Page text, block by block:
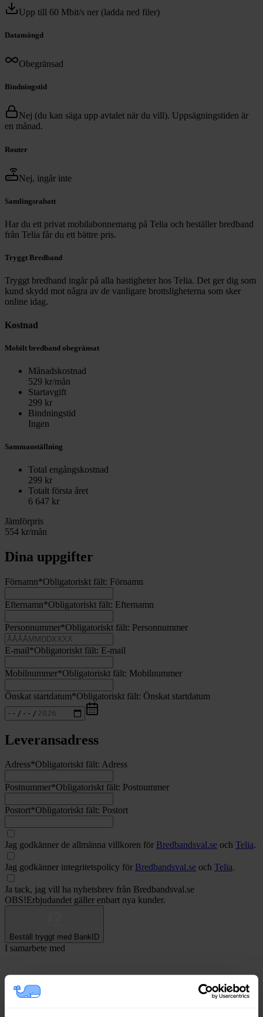
Upp till 60 Mbit/s ner (ladda ned filer)
Datamängd
Obegränsad
Bindningstid
Nej (du kan säga upp avtalet när du vill). Uppsägningstiden är
en månad.
Router
Nej, ingår inte
Samlingsrabatt
Har du ett privat mobilabonnemang på Telia och beställer bredband
från Telia får du ett bättre pris.
Tryggt Bredband
Tryggt bredband ingår på alla hastigheter hos Telia. Det ger dig som
kund skydd mot några av de vanligare brottsligheterna som sker
online idag.
Kostnad
Mobilt bredband obegränsat
Månadskostnad
529 kr/mån
Startavgift
299 kr
Bindningstid
Ingen
Sammanställning
Total engångskostnad
299 kr
Totalt första året
6 647 kr
Jämförpris
554 kr/mån
Dina uppgifter
Förnamn*Obligatoriskt fält: Förnamn
Efternamn*Obligatoriskt fält: Efternamn
Personnummer*Obligatoriskt fält: Personnummer
E-mail*Obligatoriskt fält: E-mail
Mobilnummer*Obligatoriskt fält: Mobilnummer
Önskat startdatum*Obligatoriskt fält: Önskat startdatum
Leveransadress
Adress*Obligatoriskt fält: Adress
Postnummer*Obligatoriskt fält: Postnummer
Postort*Obligatoriskt fält: Postort
Jag godkänner de allmänna villkoren för Bredbandsval.se och Telia.
Jag godkänner integritetspolicy för Bredbandsval.se och Telia.
Ja tack, jag vill ha nyhetsbrev från Bredbandsval.se
OBS!Erbjudandet gäller enbart nya kunder.
Beställ tryggt med BankID
I samarbete med
Jämföra och byta bredband på Bredbandsval.se är alltid helt